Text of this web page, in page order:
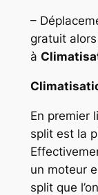
–
gratuit
à
En premier
split est la
un moteur
split que